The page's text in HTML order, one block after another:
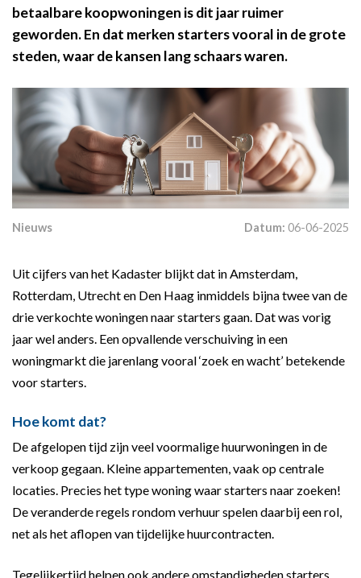
betaalbare koopwoningen is dit jaar ruimer
geworden. En dat merken starters vooral in de grote
steden, waar de kansen lang schaars waren.
Nieuws Datum: 06-06-2025
Uit cijfers van het Kadaster blijkt dat in Amsterdam,
Rotterdam, Utrecht en Den Haag inmiddels bijna twee van de
drie verkochte woningen naar starters gaan. Dat was vorig
jaar wel anders. Een opvallende verschuiving in een
woningmarkt die jarenlang vooral ‘zoek en wacht’ betekende
voor starters.
Hoe komt dat?
De afgelopen tijd zijn veel voormalige huurwoningen in de
verkoop gegaan. Kleine appartementen, vaak op centrale
locaties. Precies het type woning waar starters naar zoeken!
De veranderde regels rondom verhuur spelen daarbij een rol,
net als het aflopen van tijdelijke huurcontracten.
Tegelijkertijd helpen ook andere omstandigheden starters